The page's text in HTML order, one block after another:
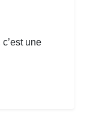
une